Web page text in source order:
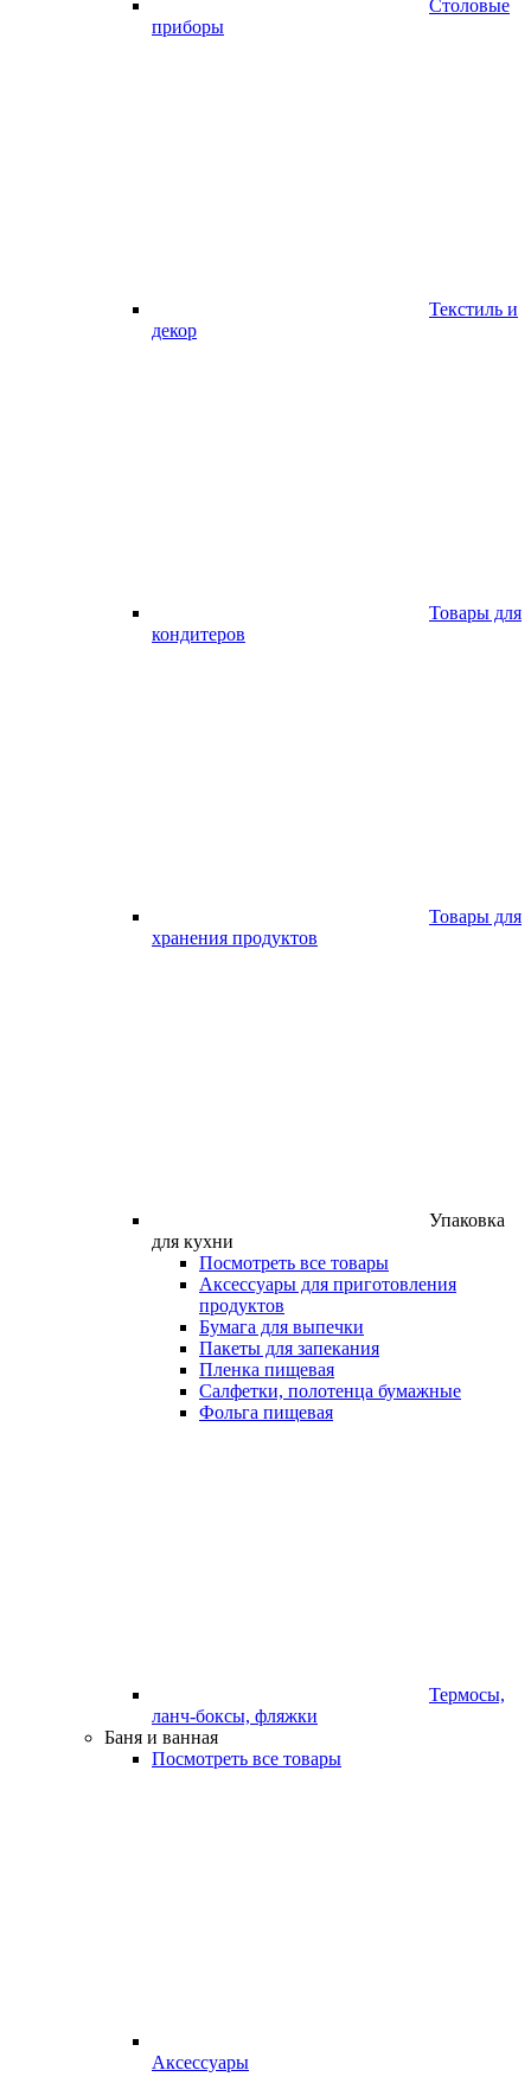
Столовые
приборы
Текстиль и
декор
Товары для
кондитеров
Товары для
хранения продуктов
Упаковка
для кухни
Посмотреть все товары
Аксессуары для приготовления
продуктов
Бумага для выпечки
Пакеты для запекания
Пленка пищевая
Салфетки, полотенца бумажные
Фольга пищевая
Термосы,
ланч-боксы, фляжки
Баня и ванная
Посмотреть все товары
Аксессуары